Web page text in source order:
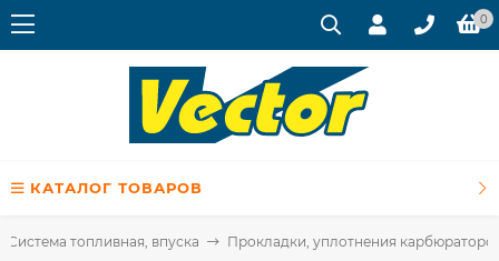
0
КАТАЛОГ ТОВАРОВ
Система топливная, впуска Прокладки, уплотнения